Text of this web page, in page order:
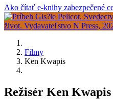
Ako čítať e-knihy zabezpečené
Filmy
Ken Kwapis
Režisér Ken Kwapis